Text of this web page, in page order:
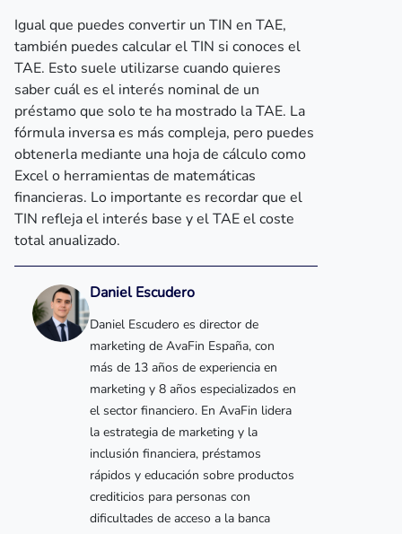
Igual que puedes convertir un TIN en TAE,
también puedes calcular el TIN si conoces el
TAE. Esto suele utilizarse cuando quieres
saber cuál es el interés nominal de un
préstamo que solo te ha mostrado la TAE. La
fórmula inversa es más compleja, pero puedes
obtenerla mediante una hoja de cálculo como
Excel o herramientas de matemáticas
financieras. Lo importante es recordar que el
TIN refleja el interés base y el TAE el coste
total anualizado.
Daniel Escudero
Daniel Escudero es director de
marketing de AvaFin España, con
más de 13 años de experiencia en
marketing y 8 años especializados en
el sector financiero. En AvaFin lidera
la estrategia de marketing y la
inclusión financiera, préstamos
rápidos y educación sobre productos
crediticios para personas con
dificultades de acceso a la banca